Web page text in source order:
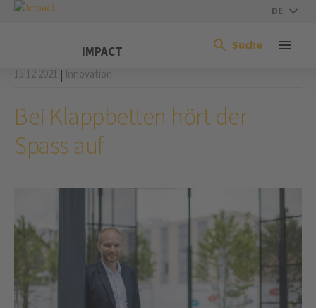
DE
IMPACT Suche
15.12.2021 | Innovation
Bei Klappbetten hört der
Spass auf